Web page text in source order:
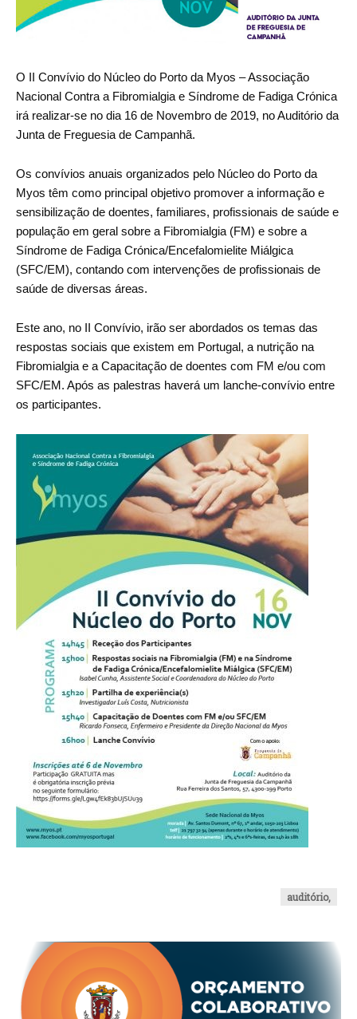
VÍDEOS
CONSTITUIÇÃO
PRESIDENTE
EXECUTIVO E PELOUROS
GRAVAÇÕES DAS REUNIÕES PÚBLICAS DO EXECUTIVO
DOCUMENTOS
ATAS E DOCUMENTOS DA ASSEMBLEIA
EDITAIS
PLANO E ORÇAMENTO
RELATÓRIO E CONTAS
INVENTÁRIO
RECRUTAMENTO PESSOAL
CÓDIGO DE CONDUTA
FUNDO DE APOIO AO ASSOCIATIVISMO
SUBVENÇÕES PÚBLICAS
SERVIÇOS
CANÍDEOS
CEMITÉRIO
RECENSEAMENTO ELEITORAL
ATESTADOS
VENDA AMBULANTE
EMPREGO (GIP)
APOIO AOS DESEMPREGADOS
APOIO ÀS EMPRESAS
OFERTAS DE EMPREGO
CONTACTO E HORÁRIO GIP
O II Convívio do Núcleo do Porto da Myos – Associação
Nacional Contra a Fibromialgia e Síndrome de Fadiga Crónica
irá realizar-se no dia 16 de Novembro de 2019, no Auditório da
Junta de Freguesia de Campanhã.
Os convívios anuais organizados pelo Núcleo do Porto da
Myos têm como principal objetivo promover a informação e
sensibilização de doentes, familiares, profissionais de saúde e
população em geral sobre a Fibromialgia (FM) e sobre a
Síndrome de Fadiga Crónica/Encefalomielite Miálgica
(SFC/EM), contando com intervenções de profissionais de
saúde de diversas áreas.
Este ano, no II Convívio, irão ser abordados os temas das
respostas sociais que existem em Portugal, a nutrição na
Fibromialgia e a Capacitação de doentes com FM e/ou com
SFC/EM. Após as palestras haverá um lanche-convívio entre
os participantes.
auditório,